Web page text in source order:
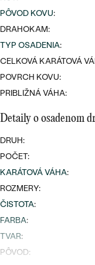
PODĽA
NA MIERU
DIAMANTY
PÔVOD KOVU:
DRAHOKAM:
TYP OSADENIA:
CELKOVÁ KARÁTOVÁ
POVRCH KOVU:
PRIBLIŽNÁ VÁHA:
Detaily o osadenom
DRUH:
POČET:
KARÁTOVÁ VÁHA:
ROZMERY:
ČISTOTA:
FARBA:
TVAR:
PÔVOD: